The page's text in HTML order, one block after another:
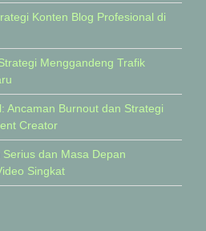
Konten Blog Profesional di
Menggandeng Trafik
Ancaman Burnout dan Strategi
Creator
dan Masa Depan
Singkat